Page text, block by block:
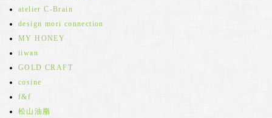
atelier C-Brain
design mori connection
MY HONEY
iiwan
GOLD CRAFT
cosine
f&f
松山油脂